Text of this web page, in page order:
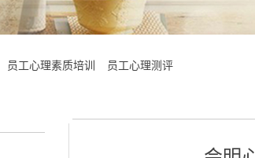
员工心理素质培训 员工心理测评